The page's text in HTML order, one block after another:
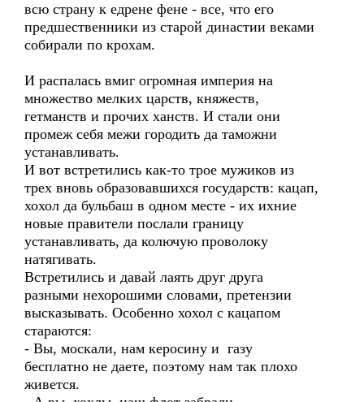
всю страну к едрене фене - все, что его
предшественники из старой династии веками
собирали по крохам.
И распалась вмиг огромная империя на
множество мелких царств, княжеств,
гетманств и прочих ханств. И стали они
промеж себя межи городить да таможни
устанавливать.
И вот встретились как-то трое мужиков из
трех вновь образовавшихся государств: кацап,
хохол да бульбаш в одном месте - их ихние
новые правители послали границу
устанавливать, да колючую проволоку
натягивать.
Встретились и давай лаять друг друга
разными нехорошими словами, претензии
высказывать. Особенно хохол с кацапом
стараются:
- Вы, москали, нам керосину и газу
бесплатно не даете, поэтому нам так плохо
живется.